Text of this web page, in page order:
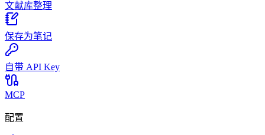
文献库整理
保存为笔记
自带 API Key
MCP
配置